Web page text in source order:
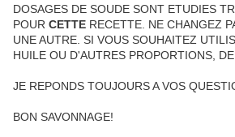
DOSAGES DE SOUDE SONT ETUDIES
POUR CETTE RECETTE. NE CHANGEZ
UNE AUTRE. SI VOUS SOUHAITEZ
HUILE OU D'AUTRES PROPORTIONS,
JE REPONDS TOUJOURS A VOS
BON SAVONNAGE!